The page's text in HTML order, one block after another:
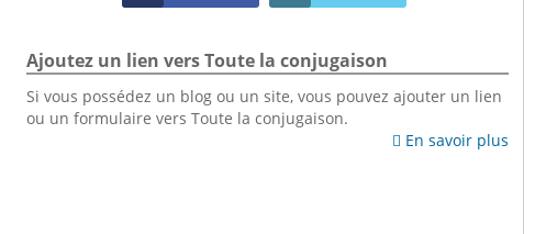
Ajoutez un lien vers Toute la conjugaison
Si vous possédez un blog ou un site, vous pouvez ajouter un lien
ou un formulaire vers Toute la conjugaison.
 En savoir plus